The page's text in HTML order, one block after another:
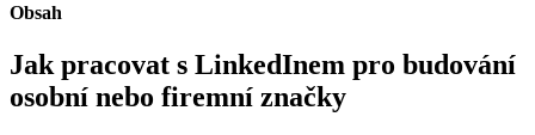
Obsah
Jak pracovat s LinkedInem pro budování
osobní nebo firemní značky